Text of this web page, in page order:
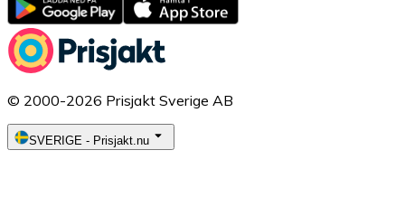
© 2000-2026 Prisjakt Sverige AB
SVERIGE - Prisjakt.nu